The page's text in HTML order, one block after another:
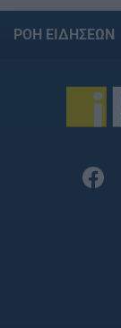
ΡΟΗ ΕΙΔΗΣΕΩΝ